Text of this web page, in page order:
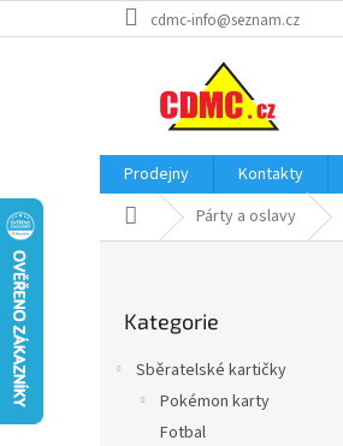
na
cdmc-info@seznam.cz
Prodejny Kontakty
Domů Párty a oslavy
kategorie
Kategorie
Sběratelské kartičky
Pokémon karty
Fotbal